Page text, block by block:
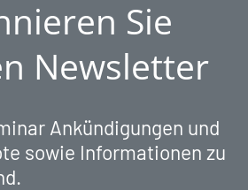
Sie
Newsletter
Ankündigungen und
sowie Informationen zu